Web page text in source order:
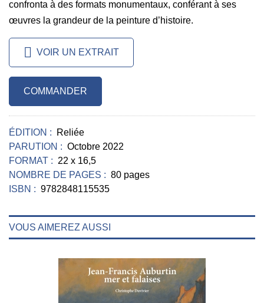
confronta à des formats monumentaux, conférant à ses
œuvres la grandeur de la peinture d’histoire.
VOIR UN EXTRAIT
COMMANDER
ÉDITION :
Reliée
PARUTION : Octobre 2022
FORMAT : 22 x 16,5
NOMBRE DE PAGES : 80 pages
ISBN : 9782848115535
VOUS AIMEREZ AUSSI